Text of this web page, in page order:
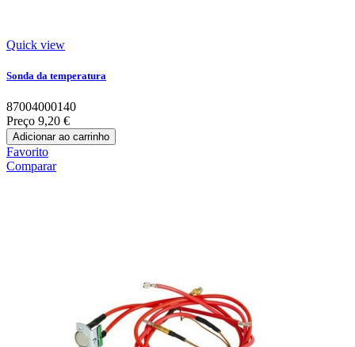
Quick view
Sonda da temperatura
87004000140
Preço 9,20 €
Adicionar ao carrinho
Favorito
Comparar